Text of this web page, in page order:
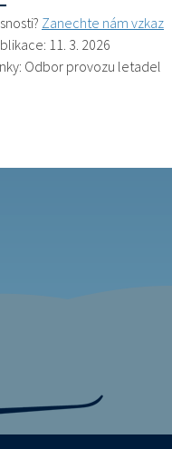
Zanechte nám vzkaz
11. 3. 2026
Odbor provozu letadel